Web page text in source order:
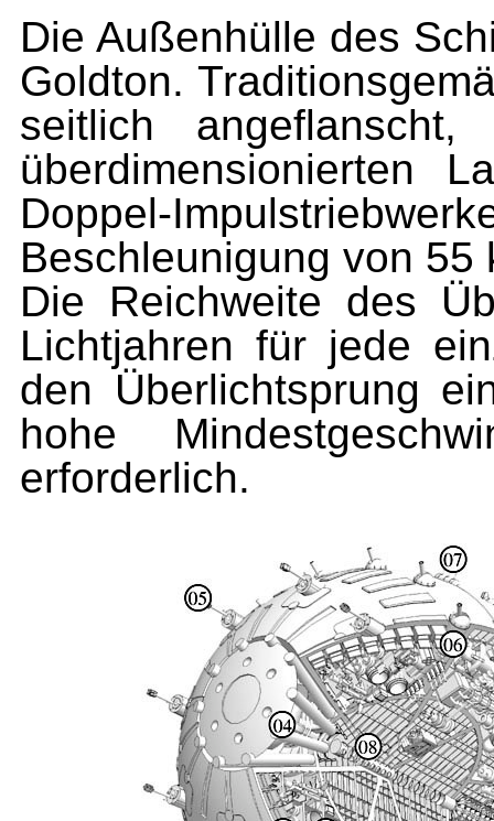
Die Außenhülle des
Goldton.
seitlich
überdimensionierten
Doppel-
Beschleunigung von 55
Die Reichweite des
Lichtjahren für jede
den Überlichtsprung
hohe
erforderlich.